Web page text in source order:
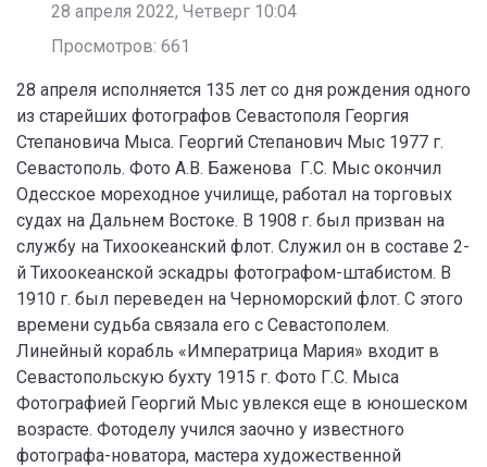
28 апреля 2022, Четверг 10:04
Просмотров: 661
28 апреля исполняется 135 лет со дня рождения одного
из старейших фотографов Севастополя Георгия
Степановича Мыса. Георгий Степанович Мыс 1977 г.
Севастополь. Фото А.В. Баженова Г.С. Мыс окончил
Одесское мореходное училище, работал на торговых
судах на Дальнем Востоке. В 1908 г. был призван на
службу на Тихоокеанский флот. Служил он в составе 2-
й Тихоокеанской эскадры фотографом-штабистом. В
1910 г. был переведен на Черноморский флот. С этого
времени судьба связала его с Севастополем.
Линейный корабль «Императрица Мария» входит в
Севастопольскую бухту 1915 г. Фото Г.С. Мыса
Фотографией Георгий Мыс увлекся еще в юношеском
возрасте. Фотоделу учился заочно у известного
фотографа-новатора, мастера художественной